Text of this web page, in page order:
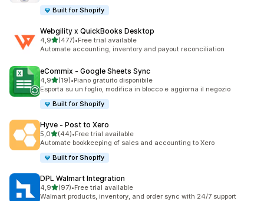
Built for Shopify
Webgility x QuickBooks Desktop
4,9stelle su 5
(477)
477 recensioni totali
•Free trial available
Automate accounting, inventory and payout reconciliation
eCommix ‑ Google Sheets Sync
4,9stelle su 5
(19)
19 recensioni totali
•Piano gratuito disponibile
Esporta su un foglio, modifica in blocco e aggiorna il negozio
Built for Shopify
Hyve ‑ Post to Xero
5,0stelle su 5
(44)
44 recensioni totali
•Free trial available
Automate bookkeeping of sales and accounting to Xero
Built for Shopify
DPL Walmart Integration
4,9stelle su 5
(97)
97 recensioni totali
•Free trial available
Walmart products, inventory, and order sync with 24/7 support